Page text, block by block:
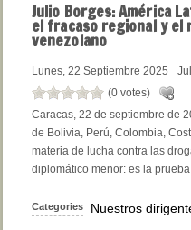
Julio Borges: América
el fracaso regional y el
venezolano
Lunes, 22 Septiembre 2025
(0 votes)
Caracas, 22 de septiembre de
de Bolivia, Perú, Colombia,
materia de lucha contra las
diplomático menor: es la prueba
Categories Nuestros